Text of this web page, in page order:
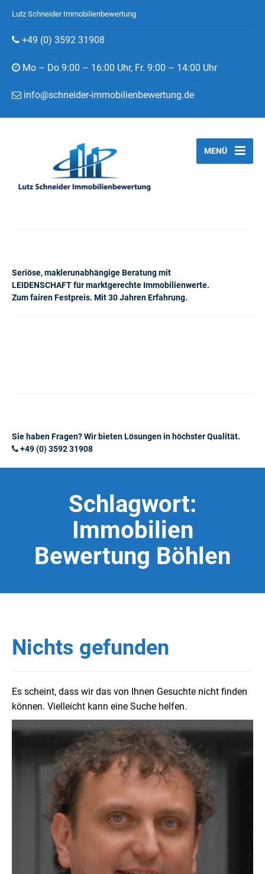
Lutz Schneider Immobilienbewertung
+49 (0) 3592 31908
Mo – Do 9:00 – 16:00 Uhr, Fr. 9:00 – 14:00 Uhr
info@schneider-immobilienbewertung.de
Seriöse, maklerunabhängige Beratung mit
LEIDENSCHAFT für marktgerechte Immobilienwerte.
Zum fairen Festpreis. Mit 30 Jahren Erfahrung.
MENÜ
Sie haben Fragen? Wir bieten Lösungen in höchster Qualität.
+49 (0) 3592 31908
Schlagwort:
Immobilien
Bewertung Böhlen
Nichts gefunden
Es scheint, dass wir das von Ihnen Gesuchte nicht finden
können. Vielleicht kann eine Suche helfen.